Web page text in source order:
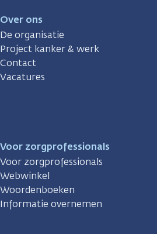
Over ons
De organisatie
Project kanker & werk
Contact
Vacatures
Voor zorgprofessionals
Voor zorgprofessionals
Webwinkel
Woordenboeken
Informatie overnemen